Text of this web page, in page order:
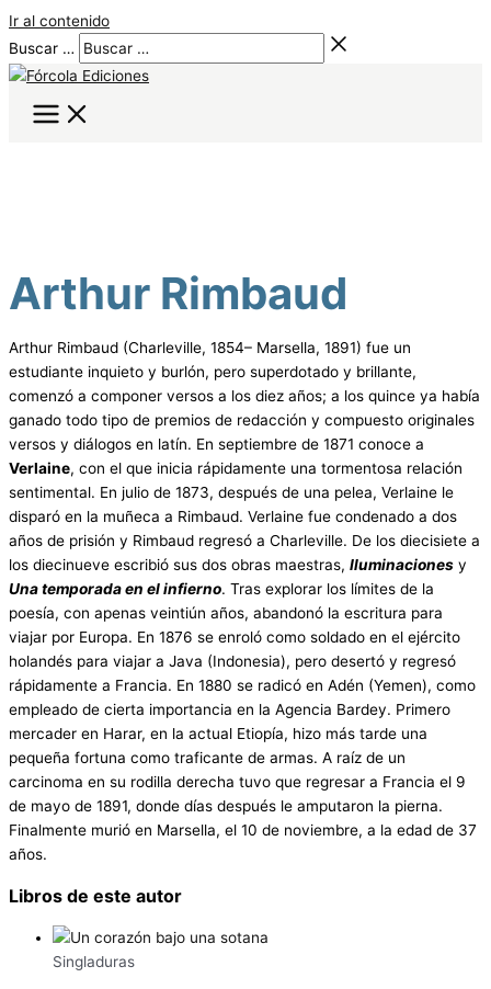
Ir al contenido
Buscar …
Arthur Rimbaud
Arthur Rimbaud (Charleville, 1854– Marsella, 1891) fue un
estudiante inquieto y burlón, pero superdotado y brillante,
comenzó a componer versos a los diez años; a los quince ya había
ganado todo tipo de premios de redacción y compuesto originales
versos y diálogos en latín. En septiembre de 1871 conoce a
Verlaine, con el que inicia rápidamente una tormentosa relación
sentimental. En julio de 1873, después de una pelea, Verlaine le
disparó en la muñeca a Rimbaud. Verlaine fue condenado a dos
años de prisión y Rimbaud regresó a Charleville. De los diecisiete a
los diecinueve escribió sus dos obras maestras, Iluminaciones y
Una temporada en el infierno. Tras explorar los límites de la
poesía, con apenas veintiún años, abandonó la escritura para
viajar por Europa. En 1876 se enroló como soldado en el ejército
holandés para viajar a Java (Indonesia), pero desertó y regresó
rápidamente a Francia. En 1880 se radicó en Adén (Yemen), como
empleado de cierta importancia en la Agencia Bardey. Primero
mercader en Harar, en la actual Etiopía, hizo más tarde una
pequeña fortuna como traficante de armas. A raíz de un
carcinoma en su rodilla derecha tuvo que regresar a Francia el 9
de mayo de 1891, donde días después le amputaron la pierna.
Finalmente murió en Marsella, el 10 de noviembre, a la edad de 37
años.
Libros de este autor
Singladuras